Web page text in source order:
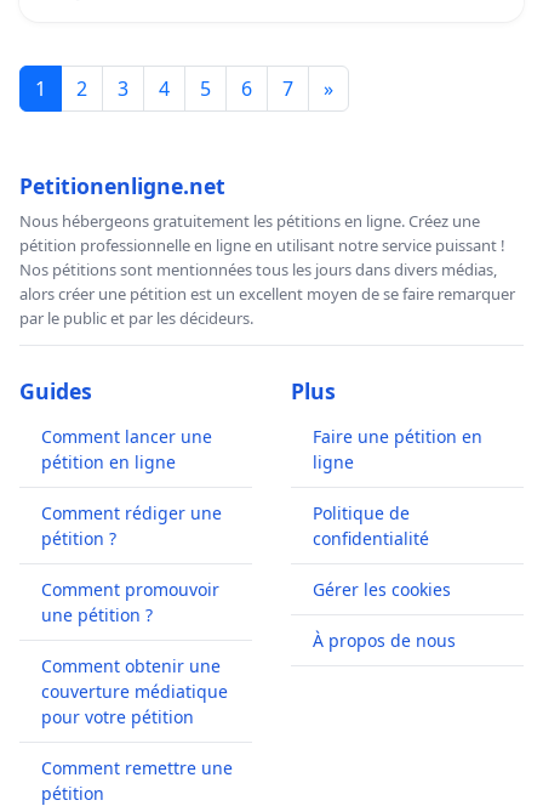
1 2 3 4 5 6 7 »
Petitionenligne.net
Nous hébergeons gratuitement les pétitions en ligne. Créez une
pétition professionnelle en ligne en utilisant notre service puissant !
Nos pétitions sont mentionnées tous les jours dans divers médias,
alors créer une pétition est un excellent moyen de se faire remarquer
par le public et par les décideurs.
Guides
Comment lancer une
pétition en ligne
Comment rédiger une
pétition ?
Comment promouvoir
une pétition ?
Comment obtenir une
couverture médiatique
pour votre pétition
Comment remettre une
pétition
Plus
Faire une pétition en
ligne
Politique de
confidentialité
Gérer les cookies
À propos de nous